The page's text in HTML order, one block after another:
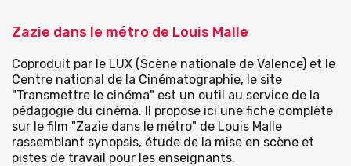
Zazie dans le métro de Louis Malle
Coproduit par le LUX (Scène nationale de Valence) et le
Centre national de la Cinématographie, le site
"Transmettre le cinéma" est un outil au service de la
pédagogie du cinéma. Il propose ici une fiche complète
sur le film "Zazie dans le métro" de Louis Malle
rassemblant synopsis, étude de la mise en scène et
pistes de travail pour les enseignants.